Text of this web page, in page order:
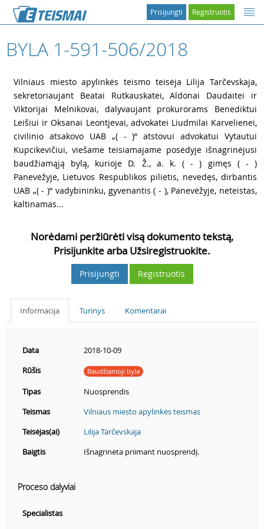
Registruotis
Prisijungti
BYLA 1-591-506/2018
Vilniaus miesto apylinkės teismo teisėja Lilija Tarčevskaja,
sekretoriaujant Beatai Rutkauskatei, Aldonai Daudaitei ir
Viktorijai Melnikovai, dalyvaujant prokurorams Benediktui
Leišiui ir Oksanai Leontjevai, advokatei Liudmilai Karvelienei,
civilinio atsakovo UAB „( - )“ atstovui advokatui Vytautui
Kupcikevičiui, viešame teisiamajame posėdyje išnagrinėjusi
baudžiamąją bylą, kurioje D. Ž., a. k. ( - ) gimęs ( - )
Panevėžyje, Lietuvos Respublikos pilietis, nevedęs, dirbantis
UAB „( - )“ vadybininku, gyvenantis ( - ), Panevėžyje, neteistas,
kaltinamas...
Norėdami peržiūrėti visą dokumento tekstą,
Prisijunkite arba Užsiregistruokite.
Prisijungti Registruotis
Informacija Turinys Komentarai
Data
2018-10-09
Rūšis
Baudžiamoji byla
Tipas
Nuosprendis
Teismas
Vilniaus miesto apylinkės teismas
Teisėjas(ai)
Lilija Tarčevskaja
Baigtis
Išnagrinėta priimant nuosprendį.
Proceso dalyviai
Specialistas